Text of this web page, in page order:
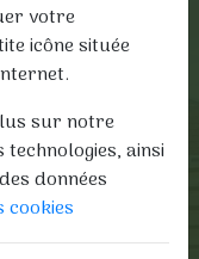
votre
icône située
sur notre
ainsi
données
cookies